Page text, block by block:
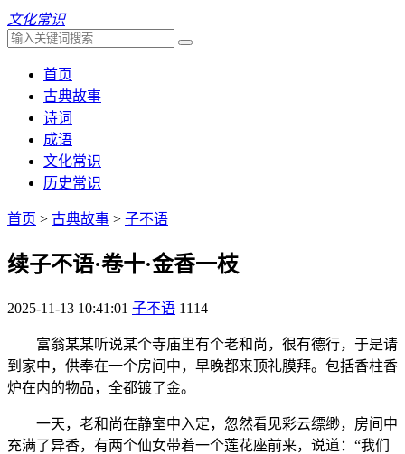
文化常识
首页
古典故事
诗词
成语
文化常识
历史常识
首页 > 古典故事 > 子不语
续子不语·卷十·金香一枝
2025-11-13 10:41:01 子不语 1114
富翁某某听说某个寺庙里有个老和尚，很有德行，于是请
到家中，供奉在一个房间中，早晚都来顶礼膜拜。包括香柱香
炉在内的物品，全都镀了金。
一天，老和尚在静室中入定，忽然看见彩云缥缈，房间中
充满了异香，有两个仙女带着一个莲花座前来，说道：“我们